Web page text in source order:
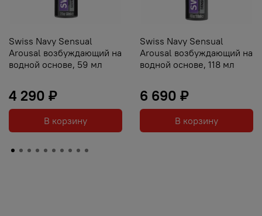
Swiss Navy Sensual
Arousal возбуждающий на
водной основе, 59 мл
4 290 ₽
В корзину
Swiss Navy Sensual
Arousal возбуждающий на
водной основе, 118 мл
6 690 ₽
В корзину